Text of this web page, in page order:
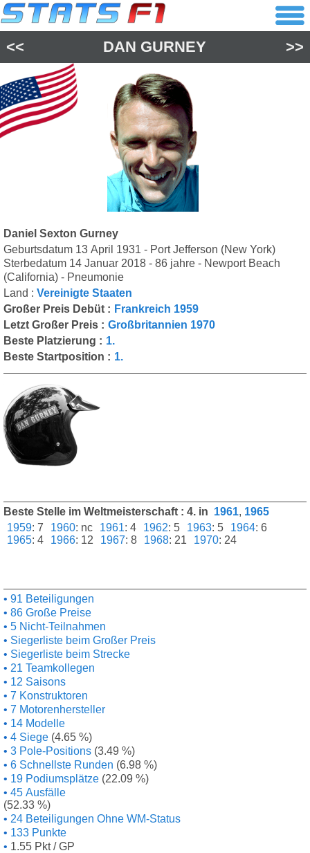
<< DAN GURNEY >>
Daniel Sexton Gurney
Geburtsdatum 13 April 1931 - Port Jefferson (New York)
Sterbedatum 14 Januar 2018 - 86 jahre - Newport Beach
(California) - Pneumonie
Land : Vereinigte Staaten
Großer Preis Debüt : Frankreich 1959
Letzt Großer Preis : Großbritannien 1970
Beste Platzierung : 1.
Beste Startposition : 1.
Beste Stelle im Weltmeisterschaft : 4. in 1961, 1965
1959: 7 1960: nc 1961: 4 1962: 5 1963: 5 1964: 6
1965: 4 1966: 12 1967: 8 1968: 21 1970: 24
91 Beteiligungen
86 Große Preise
5 Nicht-Teilnahmen
Siegerliste beim Großer Preis
Siegerliste beim Strecke
21 Teamkollegen
12 Saisons
7 Konstruktoren
7 Motorenhersteller
14 Modelle
4 Siege (4.65 %)
3 Pole-Positions (3.49 %)
6 Schnellste Runden (6.98 %)
19 Podiumsplätze (22.09 %)
45 Ausfälle
(52.33 %)
24 Beteiligungen Ohne WM-Status
133 Punkte
1.55 Pkt / GP